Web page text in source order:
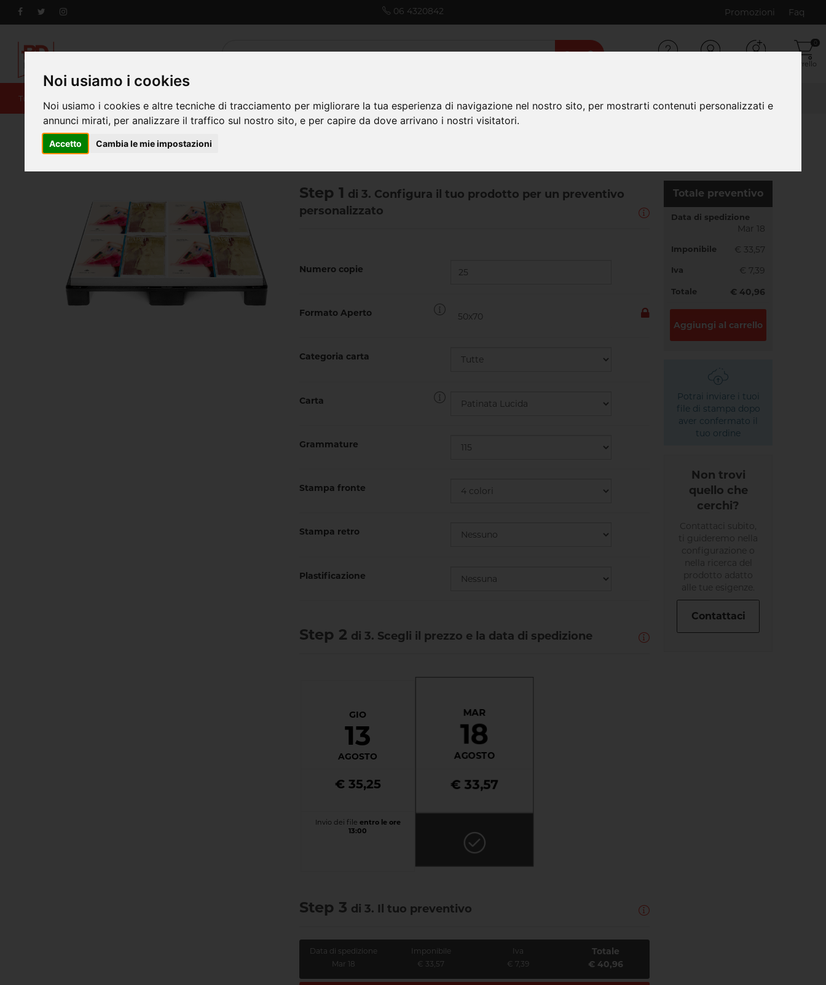
Noi usiamo i cookies
Noi usiamo i cookies e altre tecniche di tracciamento per migliorare la tua esperienza di navigazione nel nostro sito, per mostrarti contenuti personalizzati e
annunci mirati, per analizzare il traffico sul nostro sito, e per capire da dove arrivano i nostri visitatori.
Accetto Cambia le mie impostazioni
06 4320842 Promozioni Faq
Cerca
Carrello
0
Tutti i prodotti
Home
Step 1 di 3. Configura il tuo prodotto per un preventivo
personalizzato
Numero copie
Formato Aperto
Categoria carta
Carta
Grammature
Stampa fronte
Stampa retro
Plastificazione
Step 2 di 3. Scegli il prezzo e la data di spedizione
GIO
13
AGOSTO
€ 35,25
Invio dei file entro le ore
13:00
MAR
18
AGOSTO
€ 33,57
Step 3 di 3. Il tuo preventivo
Data di spedizione
Mar 18
Imponibile
€ 33,57
Iva
€ 7,39
Totale
€ 40,96
Totale preventivo
Data di spedizione
Mar 18
Imponibile € 33,57
Iva € 7,39
Totale € 40,96
Aggiungi al carrello
Potrai inviare i tuoi
file di stampa dopo
aver confermato il
tuo ordine
Non trovi
quello che
cerchi?
Contattaci subito,
ti guideremo nella
configurazione o
nella ricerca del
prodotto adatto
alle tue esigenze.
Contattaci